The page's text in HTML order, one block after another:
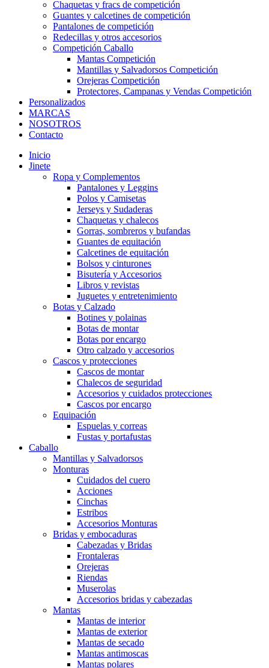
Chaquetas y fracs de competición
Guantes y calcetines de competición
Pantalones de competición
Redecillas y otros accesorios
Competición Caballo
Mantas Competición
Mantillas y Salvadorsos Competición
Orejeras Competición
Protectores, Campanas y Vendas Competición
Personalizados
MARCAS
NOSOTROS
Contacto
Inicio
Jinete
Ropa y Complementos
Pantalones y Leggins
Polos y Camisetas
Jerseys y Sudaderas
Chaquetas y chalecos
Gorras, sombreros y bufandas
Guantes de equitación
Calcetines de equitación
Bolsos y cinturones
Bisutería y Accesorios
Libros y revistas
Juguetes y entretenimiento
Botas y Calzado
Botines y polainas
Botas de montar
Botas por encargo
Otro calzado y accesorios
Cascos y protecciones
Cascos de montar
Chalecos de seguridad
Accesorios y cuidados protecciones
Cascos por encargo
Equipación
Espuelas y correas
Fustas y portafustas
Caballo
Mantillas y Salvadorsos
Monturas
Cuidados del cuero
Acciones
Cinchas
Estribos
Accesorios Monturas
Bridas y embocaduras
Cabezadas y Bridas
Frontaleras
Orejeras
Riendas
Muserolas
Accesorios bridas y cabezadas
Mantas
Mantas de interior
Mantas de exterior
Mantas de secado
Mantas antimoscas
Mantas polares